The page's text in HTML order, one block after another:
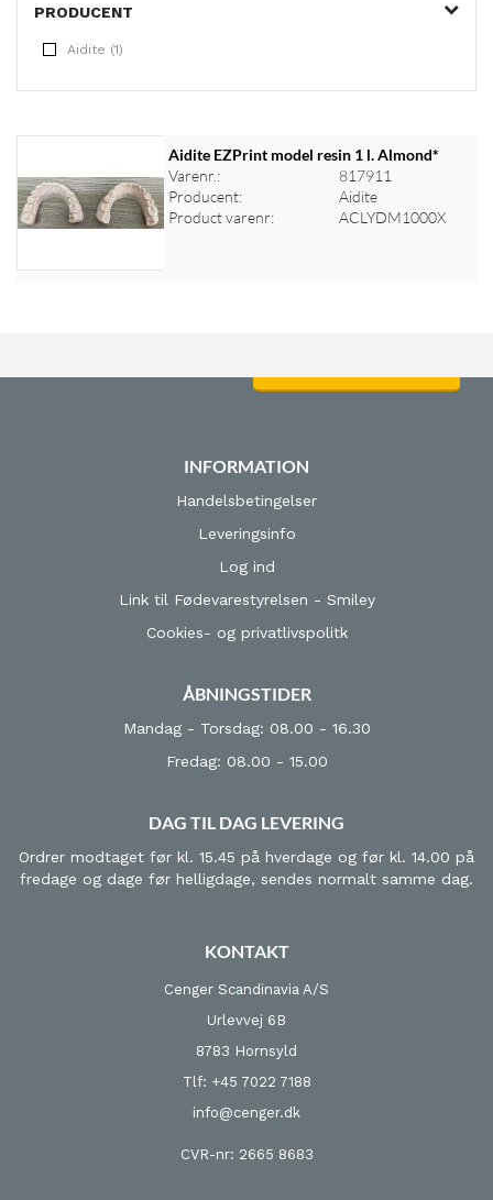
PRODUCENT
Aidite (1)
Aidite EZPrint model resin 1 l. Almond*
Varenr.:
817911
Producent:
Aidite
Product varenr:
ACLYDM1000X
INFORMATION
Handelsbetingelser
Leveringsinfo
Log ind
Link til Fødevarestyrelsen - Smiley
Cookies- og privatlivspolitk
ÅBNINGSTIDER
Mandag - Torsdag: 08.00 - 16.30
Fredag: 08.00 - 15.00
DAG TIL DAG LEVERING
Ordrer modtaget før kl. 15.45 på hverdage og før kl. 14.00 på
fredage og dage før helligdage, sendes normalt samme dag.
KONTAKT
Cenger Scandinavia A/S
Urlevvej 6B
8783 Hornsyld
Tlf: +45 7022 7188
info@cenger.dk
CVR-nr: 2665 8683